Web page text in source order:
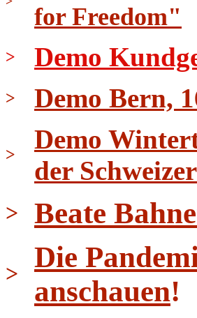
for Freedom"
> Demo
> Demo Bern,
>
Demo
der
> Beate
>
Die
anschauen!